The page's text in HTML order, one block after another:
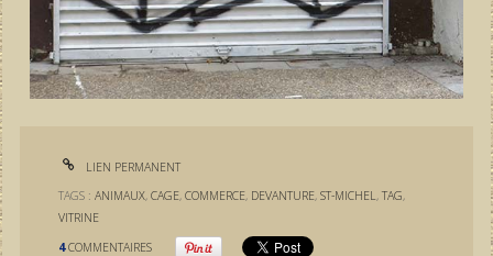
LIEN PERMANENT
TAGS :ANIMAUX,CAGE,COMMERCE, DEVANTURE,ST-MICHEL,TAG,
VITRINE
4 COMMENTAIRES